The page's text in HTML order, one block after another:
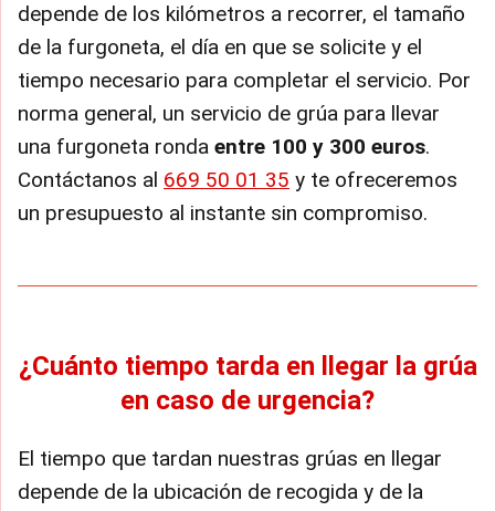
depende de los kilómetros a recorrer, el tamaño
de la furgoneta, el día en que se solicite y el
tiempo necesario para completar el servicio. Por
norma general, un servicio de grúa para llevar
una furgoneta ronda entre 100 y 300 euros.
Contáctanos al 669 50 01 35 y te ofreceremos
un presupuesto al instante sin compromiso.
¿Cuánto tiempo tarda en llegar la grúa
en caso de urgencia?
El tiempo que tardan nuestras grúas en llegar
depende de la ubicación de recogida y de la